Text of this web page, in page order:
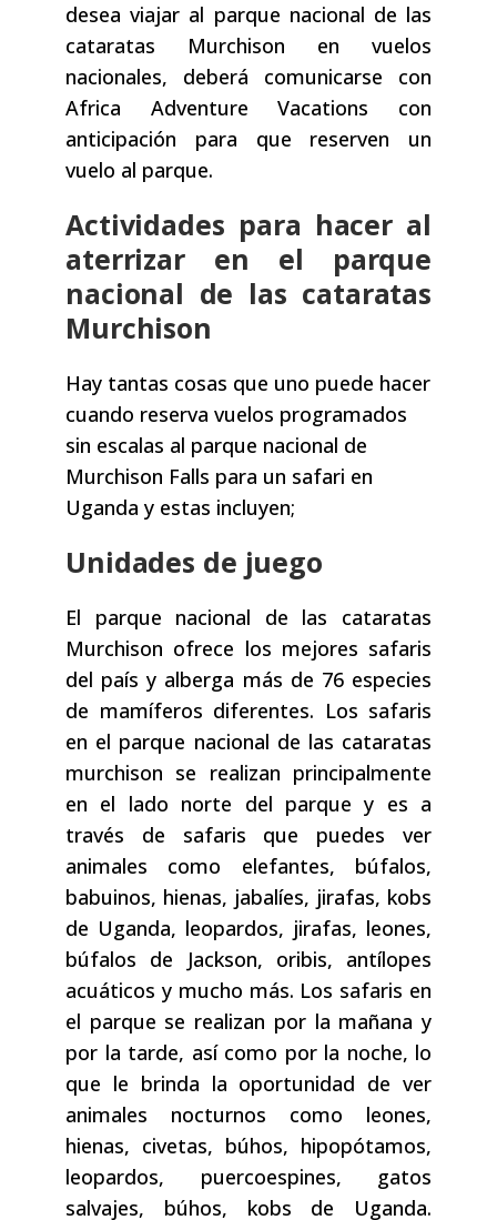
desea viajar al parque nacional de las
cataratas Murchison en vuelos
nacionales, deberá comunicarse con
Africa Adventure Vacations con
anticipación para que reserven un
vuelo al parque.
Actividades para hacer al
aterrizar en el parque
nacional de las cataratas
Murchison
Hay tantas cosas que uno puede hacer
cuando reserva vuelos programados
sin escalas al parque nacional de
Murchison Falls para un safari en
Uganda y estas incluyen;
Unidades de juego
El parque nacional de las cataratas
Murchison ofrece los mejores safaris
del país y alberga más de 76 especies
de mamíferos diferentes. Los safaris
en el parque nacional de las cataratas
murchison se realizan principalmente
en el lado norte del parque y es a
través de safaris que puedes ver
animales como elefantes, búfalos,
babuinos, hienas, jabalíes, jirafas, kobs
de Uganda, leopardos, jirafas, leones,
búfalos de Jackson, oribis, antílopes
acuáticos y mucho más. Los safaris en
el parque se realizan por la mañana y
por la tarde, así como por la noche, lo
que le brinda la oportunidad de ver
animales nocturnos como leones,
hienas, civetas, búhos, hipopótamos,
leopardos, puercoespines, gatos
salvajes, búhos, kobs de Uganda.